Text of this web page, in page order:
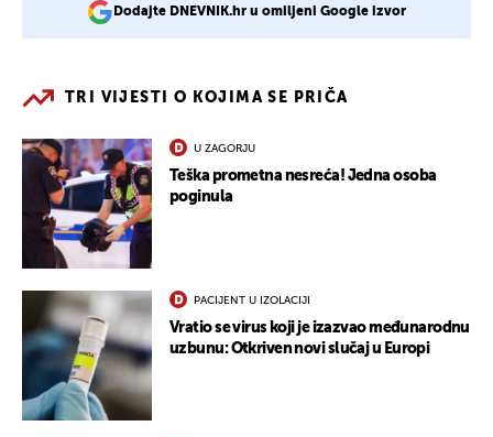
Dodajte DNEVNIK.hr u omiljeni Google izvor
TRI VIJESTI O KOJIMA SE PRIČA
U ZAGORJU
Teška prometna nesreća! Jedna osoba
poginula
PACIJENT U IZOLACIJI
Vratio se virus koji je izazvao međunarodnu
uzbunu: Otkriven novi slučaj u Europi